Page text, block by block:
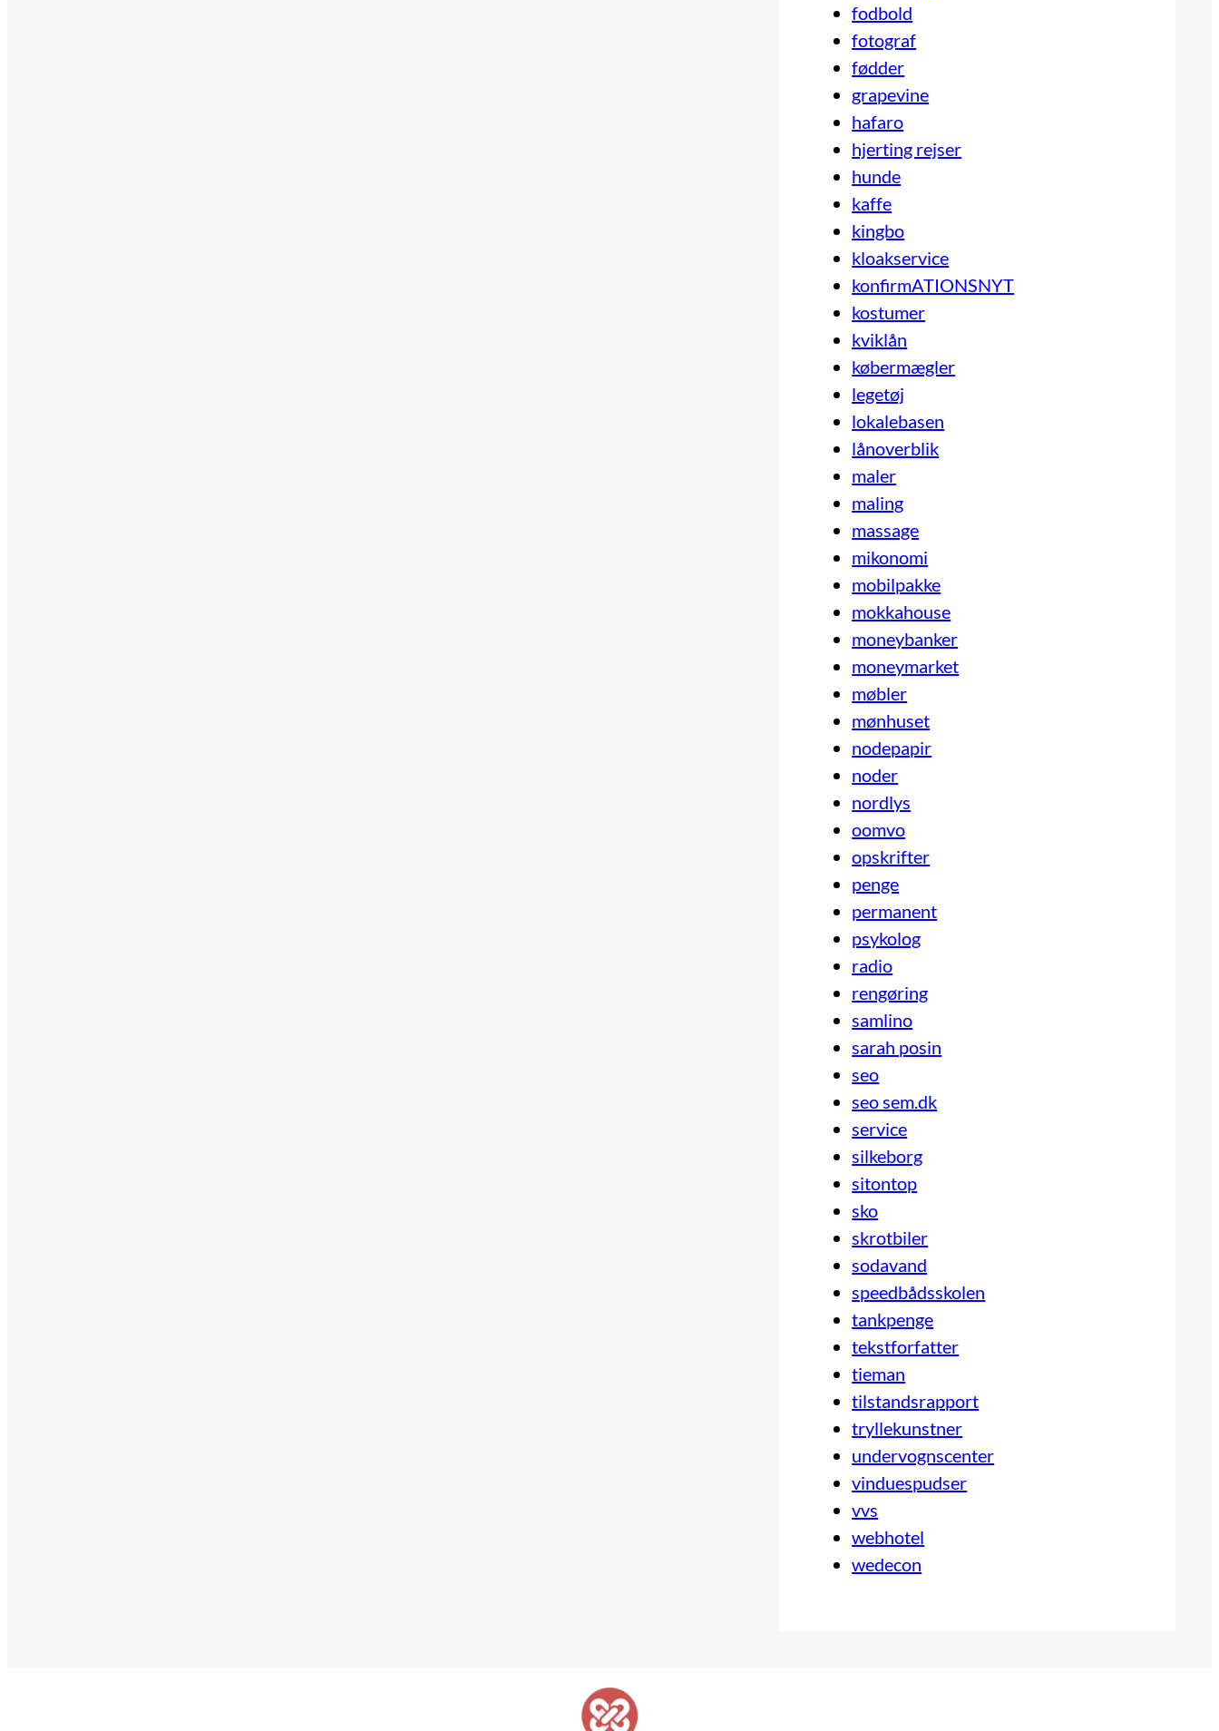
fodbold
fotograf
fødder
grapevine
hafaro
hjerting rejser
hunde
kaffe
kingbo
kloakservice
konfirmATIONSNYT
kostumer
kviklån
købermægler
legetøj
lokalebasen
lånoverblik
maler
maling
massage
mikonomi
mobilpakke
mokkahouse
moneybanker
moneymarket
møbler
mønhuset
nodepapir
noder
nordlys
oomvo
opskrifter
penge
permanent
psykolog
radio
rengøring
samlino
sarah posin
seo
seo sem.dk
service
silkeborg
sitontop
sko
skrotbiler
sodavand
speedbådsskolen
tankpenge
tekstforfatter
tieman
tilstandsrapport
tryllekunstner
undervognscenter
vinduespudser
vvs
webhotel
wedecon